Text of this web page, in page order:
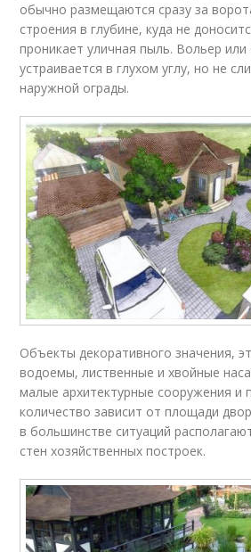
обычно размещаются сразу за
строения в глубине, куда не
проникает уличная пыль. Вольер или
устраивается в глухом углу, но не
наружной ограды.
Объекты декоративного значения,
водоемы, лиственные и хвойные
малые архитектурные сооружения и
количество зависит от площади
в большинстве ситуаций
стен хозяйственных построек.